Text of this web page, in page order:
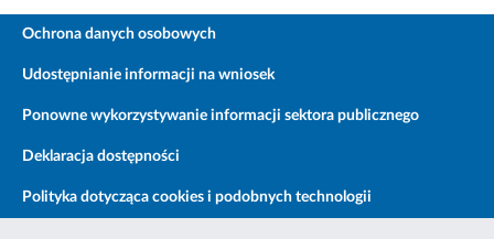
Ochrona danych osobowych
Udostępnianie informacji na wniosek
Ponowne wykorzystywanie informacji sektora publicznego
Deklaracja dostępności
Polityka dotycząca cookies i podobnych technologii